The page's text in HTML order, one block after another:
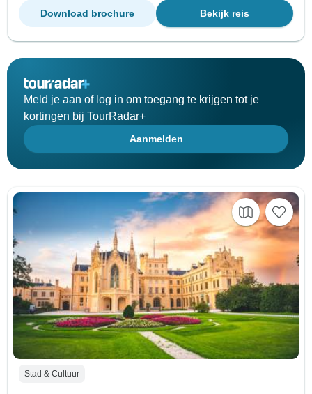
Bekijk reis
Download brochure
Meld je aan of log in om toegang te krijgen tot je
kortingen bij TourRadar+
Aanmelden
Stad & Cultuur